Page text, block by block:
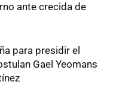
ante crecida de
para presidir el
Gael Yeomans